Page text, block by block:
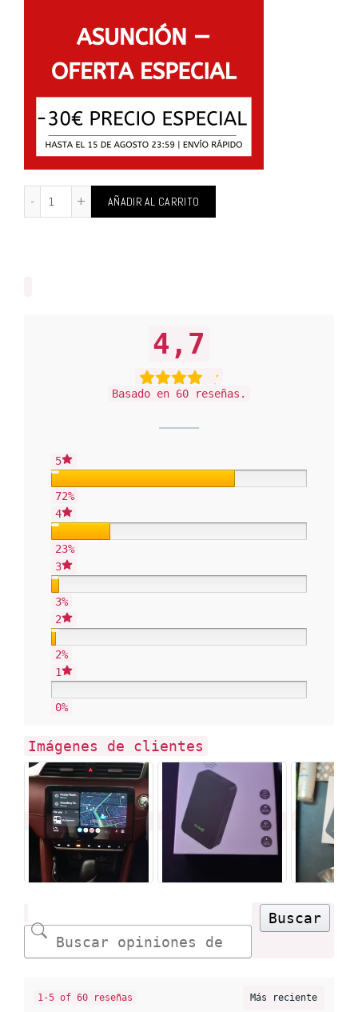
AÑADIR AL CARRITO
4,7
Basado en 60 reseñas.
5
72%
4
23%
3
3%
2
2%
1
0%
Imágenes de clientes
Buscar
1-5 of 60 reseñas